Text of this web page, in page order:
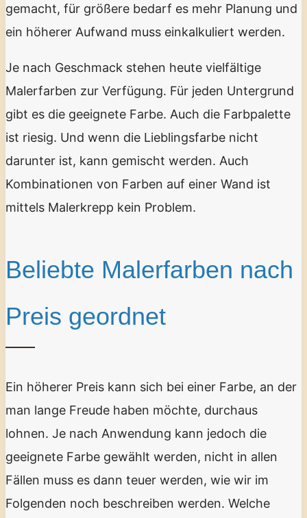
gemacht, für größere bedarf es mehr Planung und
ein höherer Aufwand muss einkalkuliert werden.
Je nach Geschmack stehen heute vielfältige
Malerfarben zur Verfügung. Für jeden Untergrund
gibt es die geeignete Farbe. Auch die Farbpalette
ist riesig. Und wenn die Lieblingsfarbe nicht
darunter ist, kann gemischt werden. Auch
Kombinationen von Farben auf einer Wand ist
mittels Malerkrepp kein Problem.
Beliebte Malerfarben nach
Preis geordnet
Ein höherer Preis kann sich bei einer Farbe, an der
man lange Freude haben möchte, durchaus
lohnen. Je nach Anwendung kann jedoch die
geeignete Farbe gewählt werden, nicht in allen
Fällen muss es dann teuer werden, wie wir im
Folgenden noch beschreiben werden. Welche